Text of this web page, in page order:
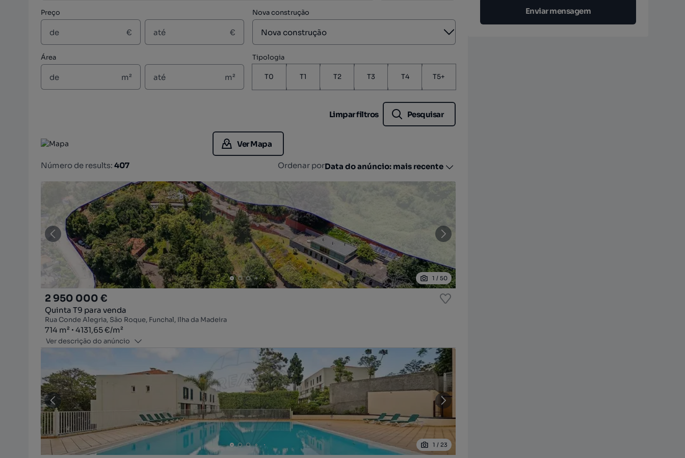
Nova construção
Aberto
Preço
€ €
Área
m² m²
Tipologia
T0 T1 T2 T3 T4 T5+
Limpar filtros Pesquisar
Ver Mapa
Número de results: 407 Ordenar porData do anúncio: mais recente
1 / 50
2 950 000 €
Quinta T9 para venda
Rua Conde Alegria, São Roque, Funchal, Ilha da Madeira
Zona
714 m²
Preço por metro quadrado
4131,65 €/m²
Ver descrição do anúncio
1 / 23
Enviar mensagem